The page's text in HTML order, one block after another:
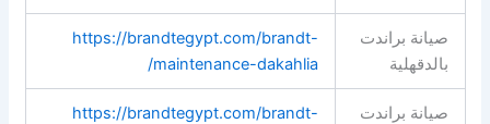
صيانة براندت
بالدقهلية
https://brandtegypt.com/brandt-
maintenance-dakahlia/
صيانة براندت
https://brandtegypt.com/brandt-